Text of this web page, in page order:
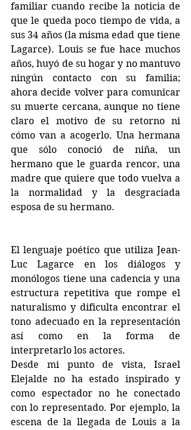
familiar cuando recibe la noticia de
que le queda poco tiempo de vida, a
sus 34 años (la misma edad que tiene
Lagarce). Louis se fue hace muchos
años, huyó de su hogar y no mantuvo
ningún contacto con su familia;
ahora decide volver para comunicar
su muerte cercana, aunque no tiene
claro el motivo de su retorno ni
cómo van a acogerlo. Una hermana
que sólo conoció de niña, un
hermano que le guarda rencor, una
madre que quiere que todo vuelva a
la normalidad y la desgraciada
esposa de su hermano.
El lenguaje poético que utiliza Jean-
Luc Lagarce en los diálogos y
monólogos tiene una cadencia y una
estructura repetitiva que rompe el
naturalismo y dificulta encontrar el
tono adecuado en la representación
así como en la forma de
interpretarlo los actores.
Desde mi punto de vista, Israel
Elejalde no ha estado inspirado y
como espectador no he conectado
con lo representado. Por ejemplo, la
escena de la llegada de Louis a la